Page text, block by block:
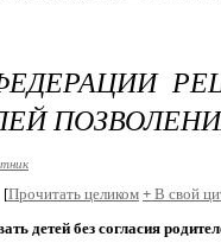
[Прочитать целиком + В свой
детей без согласия